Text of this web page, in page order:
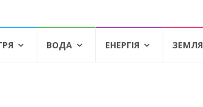
ВОДА ЕНЕРГІЯ ЗЕМЛЯ